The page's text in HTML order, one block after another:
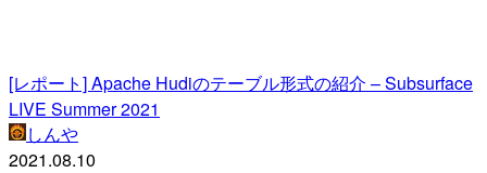
[レポート] Apache Hudiのテーブル形式の紹介 – Subsurface
LIVE Summer 2021
しんや
2021.08.10